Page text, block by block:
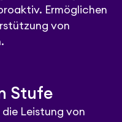
Ermöglichen
von
Stufe
die Leistung von